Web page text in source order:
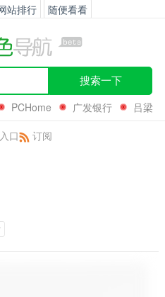
站排行 随便看看
搜索一下
PCHome 广发银行
吕梁
口 订阅